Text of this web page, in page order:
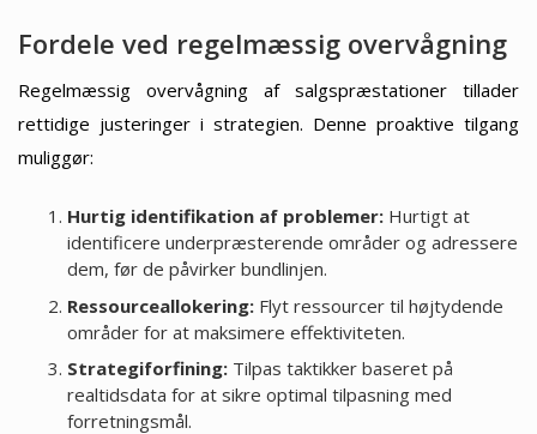
Fordele ved regelmæssig overvågning
Regelmæssig overvågning af salgspræstationer tillader
rettidige justeringer i strategien. Denne proaktive tilgang
muliggør:
Hurtig identifikation af problemer:Hurtigt at
identificere underpræsterende områder og adressere
dem, før de påvirker bundlinjen.
Ressourceallokering:Flyt ressourcer til højtydende
områder for at maksimere effektiviteten.
Strategiforfining:Tilpas taktikker baseret på
realtidsdata for at sikre optimal tilpasning med
forretningsmål.